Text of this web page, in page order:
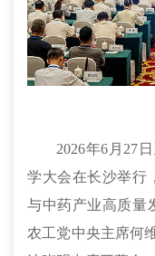
2026年6月27
学大会在长沙举行
与中药产业高质量
农工党中央主席何